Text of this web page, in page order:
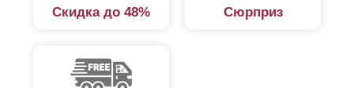
Скидка до 48% Сюрприз